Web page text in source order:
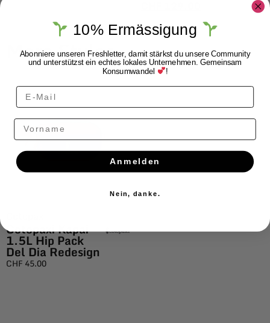
More Styles
Cotopaxi Kapai
1.5L Hip Pack
Del Dia Redesign
CHF 45.00
10% Ermässigung
Abonniere unseren Freshletter, damit stärkst du unsere Community
und unterstützst ein echtes lokales Unternehmen. Gemeinsam
Konsumwandel !
Vorname
Anmelden
Nein, danke.